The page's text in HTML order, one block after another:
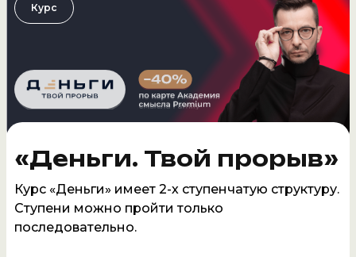
Курс
«Деньги. Твой прорыв»
Курс «Деньги» имеет 2-х ступенчатую структуру.
Ступени можно пройти только
последовательно.